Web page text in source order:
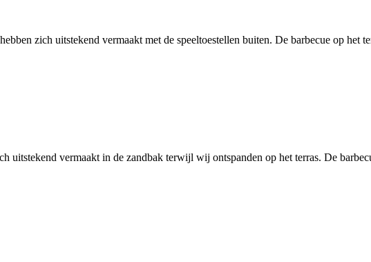
zich uitstekend vermaakt met de speeltoestellen buiten. De barbecue op het
uitstekend vermaakt in de zandbak terwijl wij ontspanden op het terras. De